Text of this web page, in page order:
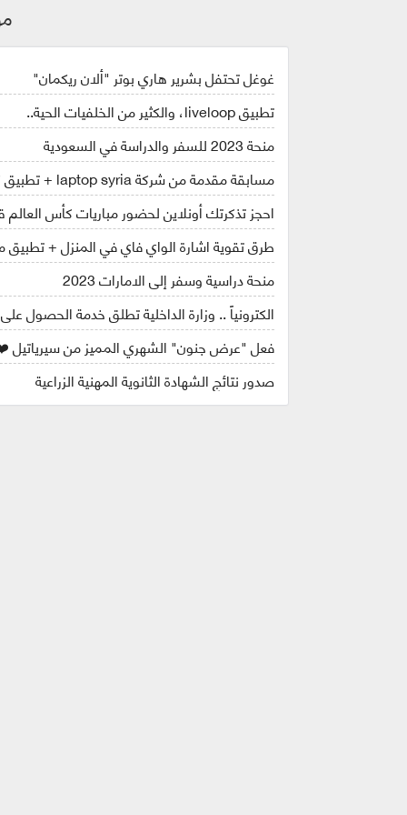
غوغل تحتفل بشرير هاري بوتر "ألان ريكمان"
تطبيق liveloop، والكثير من الخلفيات الحية..
منحة 2023 للسفر والدراسة في السعودية
مسابقة مقدمة من شركة laptop syria + تطبيق كاس العالم قطر 2022
احجز تذكرتك أونلاين لحضور مباريات كأس العالم
طرق تقوية اشارة الواي فاي في المنزل +
منحة دراسية وسفر إلى الامارات 2023
الكترونياً .. وزارة الداخلية تطلق خدمة الحصول
فعل "عرض جنون" الشهري المميز من
صدور نتائج الشهادة الثانوية المهنية الزراعية